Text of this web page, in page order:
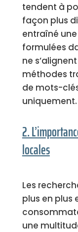
tendent à
façon plus
entraîné
formulées
ne
méthodes
de mots-
uniquement.
2.
locales
Les
plus en plus
une